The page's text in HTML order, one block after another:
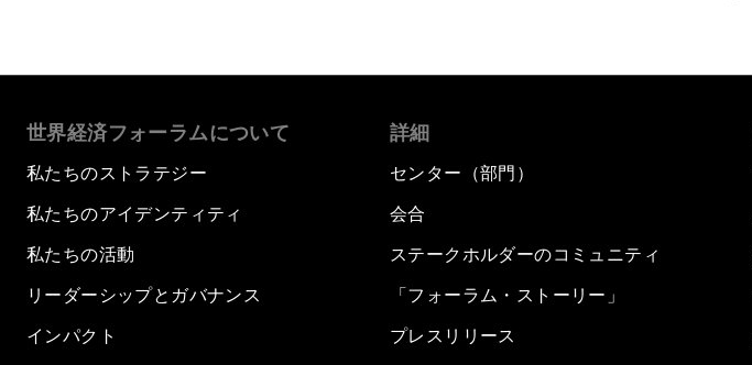
世界経済フォーラムについて
私たちのストラテジー
私たちのアイデンティティ
私たちの活動
リーダーシップとガバナンス
インパクト
詳細
センター（部門）
会合
ステークホルダーのコミュニティ
「フォーラム・ストーリー」
プレスリリース